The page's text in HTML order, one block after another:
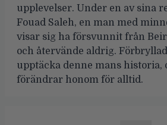
upplevelser. Under en av sina
Fouad Saleh, en man med
visar sig ha försvunnit från
och återvände aldrig.
upptäcka denne mans historia,
förändrar honom för alltid.